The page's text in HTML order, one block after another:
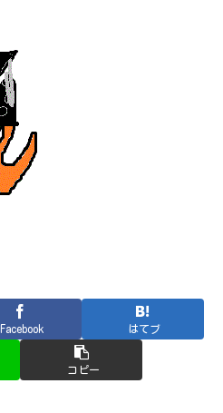
Facebook はてブ
コピー